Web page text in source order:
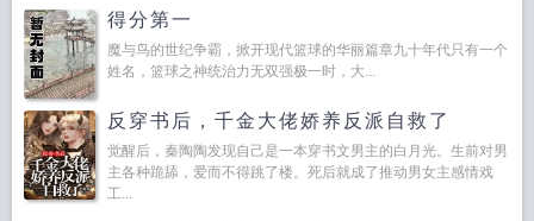
只眼 完整观看 你的背后有只眼睛
句子
得分第一
魔与鸟的世纪争霸，掀开现代篮球的华丽篇章九十年代只有一个
姓名，篮球之神统治力无双强极一时，大...
反穿书后，千金大佬娇养反派自救了
觉醒后，秦陶陶发现自己是一本穿书文男主的白月光。生前对男
主各种跪舔，爱而不得跳了楼。死后就成了推动男女主感情戏
工...